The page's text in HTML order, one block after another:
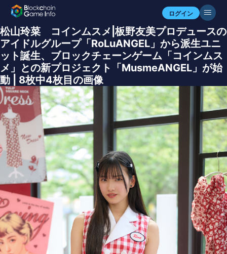
ログイン
松山玲菜 コインムスメ|板野友美プロデュースの
アイドルグループ「RoLuANGEL」から派生ユニ
ット誕生、ブロックチェーンゲーム「コインムス
メ」との新プロジェクト「MusmeANGEL」が始
動 | 8枚中4枚目の画像